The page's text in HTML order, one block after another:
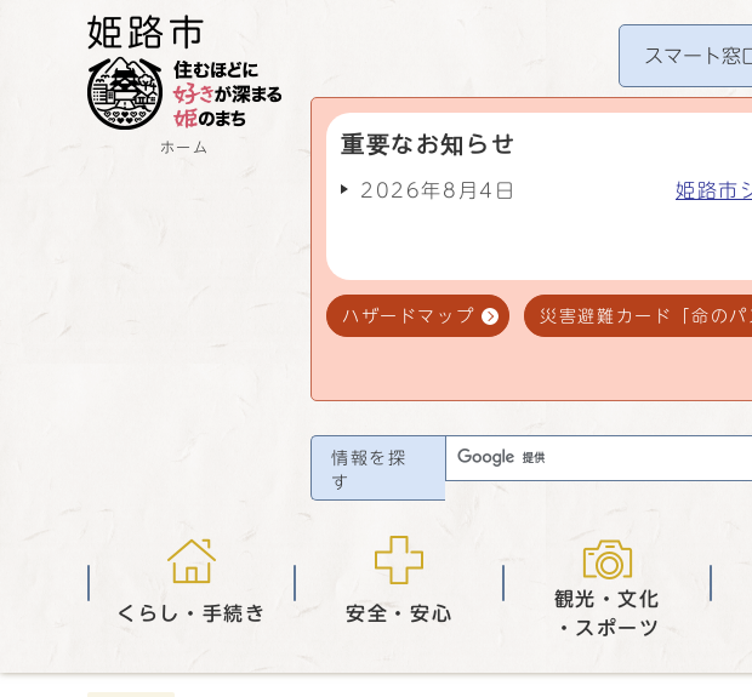
ホーム
スマート窓
重要なお知らせ
2026年8月4日 姫路市
ハザードマップ 災害避難カード「命のパ
情報を探
す
くらし・手続き 安全・安心
観光・文化
・スポーツ